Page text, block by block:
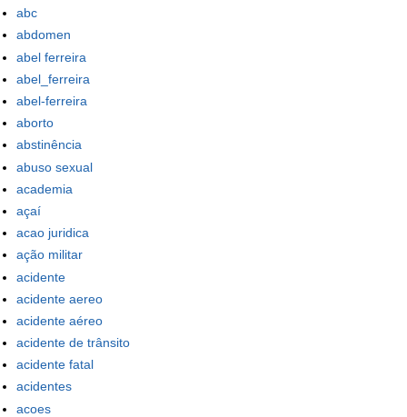
abc
abdomen
abel ferreira
abel_ferreira
abel-ferreira
aborto
abstinência
abuso sexual
academia
açaí
acao juridica
ação militar
acidente
acidente aereo
acidente aéreo
acidente de trânsito
acidente fatal
acidentes
acoes